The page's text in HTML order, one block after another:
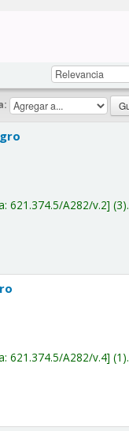
621.374.5/A282/v.2 (3).
621.374.5/A282/v.4 (1).